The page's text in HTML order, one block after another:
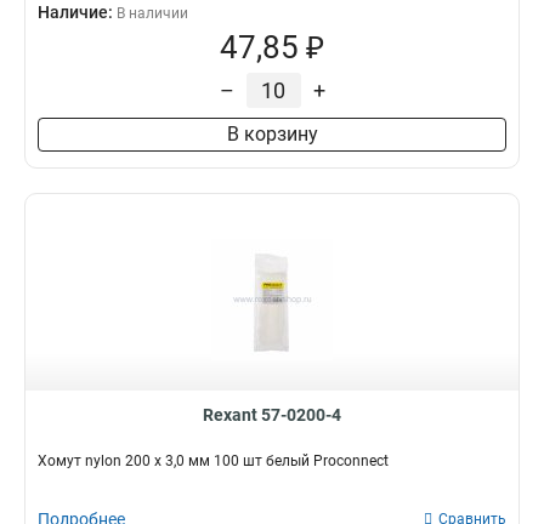
Наличие: В наличии
47,85 ₽
– +
В корзину
Rexant 57-0200-4
Хомут nylon 200 х 3,0 мм 100 шт белый Proconnect
Подробнее Сравнить